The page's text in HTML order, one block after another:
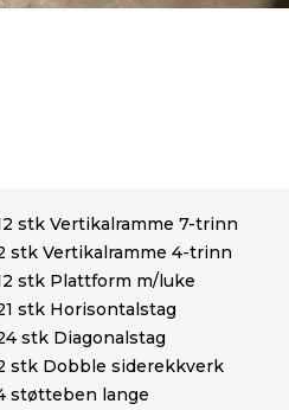
stk Vertikalramme 7-trinn
stk Vertikalramme 4-trinn
stk Plattform m/luke
stk Horisontalstag
stk Diagonalstag
stk Dobble siderekkverk
støtteben lange